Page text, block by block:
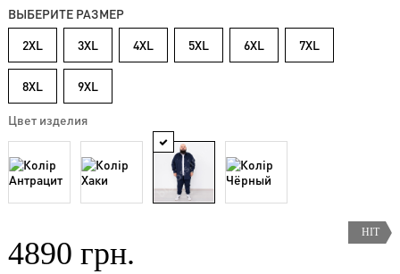
джинсы
(72)
(69)
Летние
костюмы
(31)
Нижнее
ВЫБЕРИТЕ РАЗМЕР
2XL
3XL 4XL 5XL 6XL 7XL
8XL 9XL
Цвет изделия
HIT
4890 грн.